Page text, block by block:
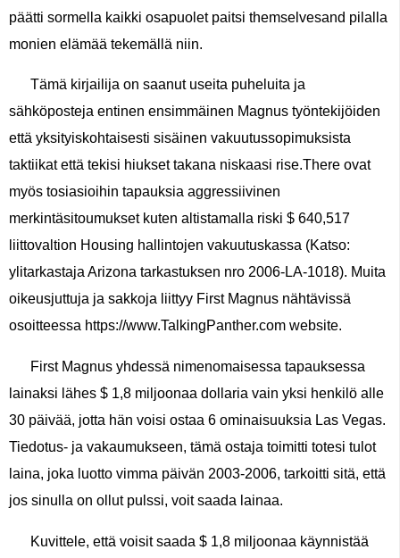
päätti sormella kaikki osapuolet paitsi themselvesand pilalla
monien elämää tekemällä niin.
Tämä kirjailija on saanut useita puheluita ja
sähköposteja entinen ensimmäinen Magnus työntekijöiden
että yksityiskohtaisesti sisäinen vakuutussopimuksista
taktiikat että tekisi hiukset takana niskaasi rise.There ovat
myös tosiasioihin tapauksia aggressiivinen
merkintäsitoumukset kuten altistamalla riski $ 640,517
liittovaltion Housing hallintojen vakuutuskassa (Katso:
ylitarkastaja Arizona tarkastuksen nro 2006-LA-1018). Muita
oikeusjuttuja ja sakkoja liittyy First Magnus nähtävissä
osoitteessa https://www.TalkingPanther.com website.
First Magnus yhdessä nimenomaisessa tapauksessa
lainaksi lähes $ 1,8 miljoonaa dollaria vain yksi henkilö alle
30 päivää, jotta hän voisi ostaa 6 ominaisuuksia Las Vegas.
Tiedotus- ja vakaumukseen, tämä ostaja toimitti totesi tulot
laina, joka luotto vimma päivän 2003-2006, tarkoitti sitä, että
jos sinulla on ollut pulssi, voit saada lainaa.
Kuvittele, että voisit saada $ 1,8 miljoonaa käynnistää